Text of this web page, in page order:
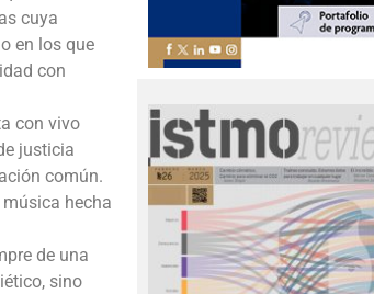
cuya
en los que
con
con vivo
justicia
común.
hecha
de una
sino